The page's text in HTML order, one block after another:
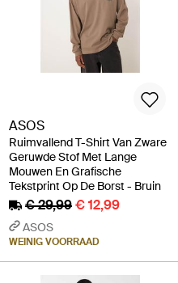
ASOS
Ruimvallend T-Shirt Van Zware
Geruwde Stof Met Lange
Mouwen En Grafische
Tekstprint Op De Borst - Bruin
€ 29,99€ 12,99
ASOS
WEINIG VOORRAAD